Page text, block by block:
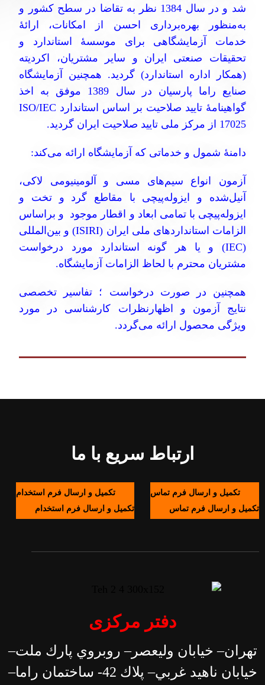
شد و در سال 1384 نظر به تقاضا در سطح کشور و
به‌منظور بهره‌برداری احسن از امکانات، ارائۀ
خدمات آزمایشگاهی برای موسسۀ استاندارد و
تحقیقات صنعتی ایران و سایر مشتریان، اکردیته
(همکار اداره استاندارد) گردید. همچنین آزمایشگاه
صنایع راما پارسیان در سال 1389 موفق به اخذ
گواهینامۀ تایید صلاحیت بر اساس استاندارد ISO/IEC
17025 از مرکز ملی تایید صلاحیت ایران گردید.
دامنۀ شمول و خدماتی که آزمایشگاه ارائه می‌کند:
آزمون انواع سیم‌های مسی و آلومینیومی لاکی،
آنیل‌شده و ایزوله‌پیچی با مقاطع گرد و تخت و
ایزوله‌پیچی با تمامی ابعاد و اقطار موجود و براساس
الزامات استانداردهای ملی ایران (ISIRI) و بین‌المللی
(
IEC) و یا هر گونه استاندارد مورد درخواست
مشتریان محترم با لحاظ الزامات آزمایشگاه.
همچنین در صورت درخواست ؛ تفاسیر تخصصی
نتایج آزمون و اظهارنظرات کارشناسی در مورد
ویژگی محصول ارائه می‌گردد.
ارتباط سریع با ما
تکمیل و ارسال فرم تماس
تکمیل و ارسال فرم تماس
تکمیل و ارسال فرم استخدام
تکمیل و ارسال فرم استخدام
دفتر مرکزی
تهران– خيابان وليعصر– روبروي پارك ملت–
خيابان ناهيد غربي– پلاك 42- ساختمان راما–